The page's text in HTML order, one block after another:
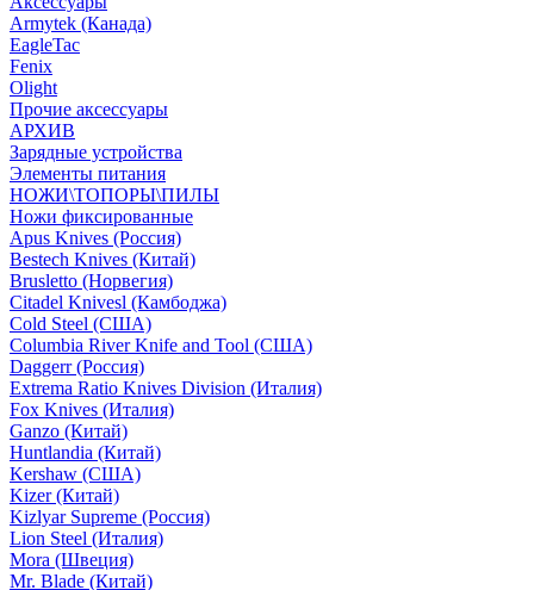
Armytek (Канада)
EagleTac
Fenix
Olight
Прочие аксессуары
АРХИВ
Зарядные устройства
Элементы питания
НОЖИ\ТОПОРЫ\ПИЛЫ
Ножи фиксированные
Apus Knives (Россия)
Bestech Knives (Китай)
Brusletto (Норвегия)
Citadel Knivesl (Камбоджа)
Cold Steel (США)
Columbia River Knife and Tool (США)
Daggerr (Россия)
Extrema Ratio Knives Division (Италия)
Fox Knives (Италия)
Ganzo (Китай)
Huntlandia (Китай)
Kershaw (США)
Kizer (Китай)
Kizlyar Supreme (Россия)
Lion Steel (Италия)
Mora (Швеция)
Mr. Blade (Китай)